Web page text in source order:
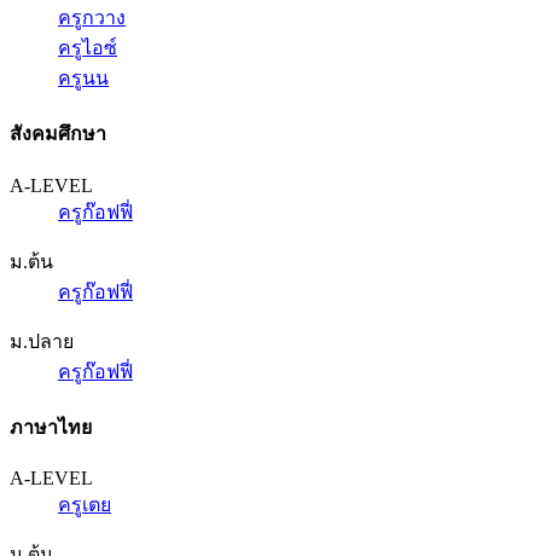
ครูกวาง
ครูไอซ์
ครูนน
สังคมศึกษา
A-LEVEL
ครูก๊อฟฟี่
ม.ต้น
ครูก๊อฟฟี่
ม.ปลาย
ครูก๊อฟฟี่
ภาษาไทย
A-LEVEL
ครูเตย